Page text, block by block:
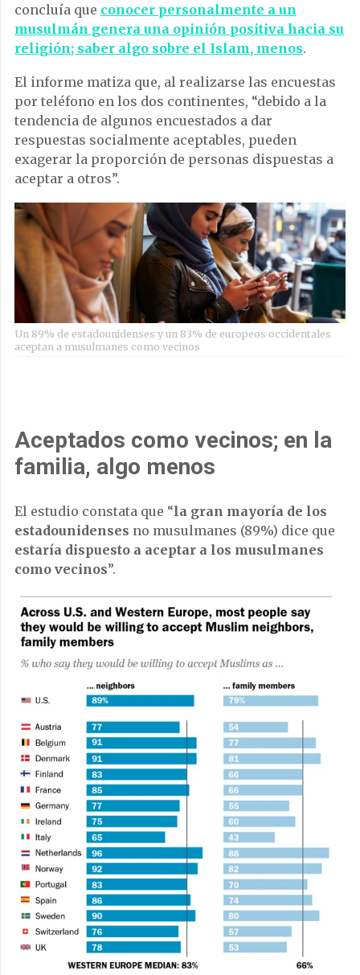
concluía que conocer personalmente a un
musulmán genera una opinión positiva hacia su
religión; saber algo sobre el Islam, menos.
El informe matiza que, al realizarse las encuestas
por teléfono en los dos continentes, “debido a la
tendencia de algunos encuestados a dar
respuestas socialmente aceptables, pueden
exagerar la proporción de personas dispuestas a
aceptar a otros”.
Un 89% de estadounidenses y un 83% de europeos occidentales
aceptan a musulmanes como vecinos
Aceptados como vecinos; en la
familia, algo menos
El estudio constata que “la gran mayoría de los
estadounidenses no musulmanes (89%) dice que
estaría dispuesto a aceptar a los musulmanes
como vecinos”.